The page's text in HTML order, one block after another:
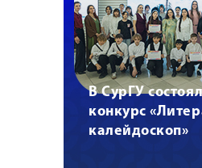
В СурГУ
конкурс
калейдоскоп»